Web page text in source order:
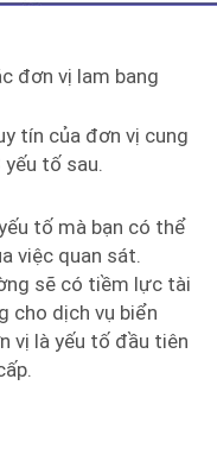
đơn vị lam bang
tín của đơn vị cung
yếu tố sau.
tố mà bạn có thể
việc quan sát.
sẽ có tiềm lực tài
cho dịch vụ biển
vị là yếu tố đầu tiên